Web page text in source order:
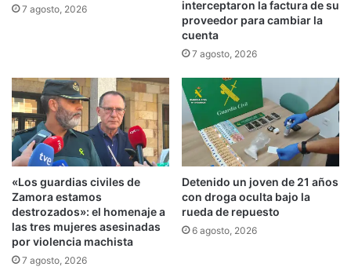
7 agosto, 2026
interceptaron la factura de su
proveedor para cambiar la
cuenta
7 agosto, 2026
«Los guardias civiles de
Zamora estamos
destrozados»: el homenaje a
las tres mujeres asesinadas
por violencia machista
7 agosto, 2026
Detenido un joven de 21 años
con droga oculta bajo la
rueda de repuesto
6 agosto, 2026